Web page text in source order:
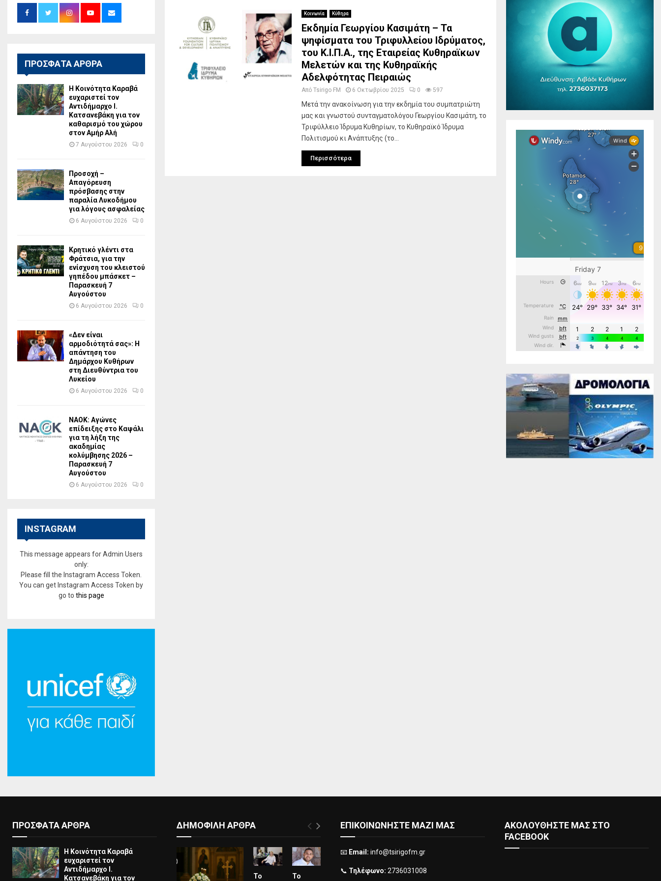
Κοινωνία Κύθηρα
Εκδημία Γεωργίου Κασιμάτη – Τα
ψηφίσματα του Τριφυλλείου Ιδρύματος,
του Κ.Ι.Π.Α., της Εταιρείας Κυθηραϊκων
Μελετών και της Κυθηραϊκής
Αδελφότητας Πειραιώς
Από Tsirigo FM 6 Οκτωβρίου 2025 0 597
Μετά την ανακοίνωση για την εκδημία του συμπατριώτη
μας και γνωστού συνταγματολόγου Γεωργίου Κασιμάτη, το
Τριφύλλειο Ίδρυμα Κυθηρίων, το Κυθηραϊκό Ίδρυμα
Πολιτισμού κι Ανάπτυξης (το...
Περισσότερα
ΠΡΟΣΦΑΤΑ ΑΡΘΡΑ
Η Κοινότητα Καραβά
ευχαριστεί τον
Αντιδήμαρχο Ι.
Κατσανεβάκη για τον
καθαρισμό του χώρου
στον Αμήρ Αλή
7 Αυγούστου 2026 0
Προσοχή –
Απαγόρευση
πρόσβασης στην
παραλία Λυκοδήμου
για λόγους ασφαλείας
6 Αυγούστου 2026 0
Κρητικό γλέντι στα
Φράτσια, για την
ενίσχυση του κλειστού
γηπέδου μπάσκετ –
Παρασκευή 7
Αυγούστου
6 Αυγούστου 2026 0
«Δεν είναι
αρμοδιότητά σας»: Η
απάντηση του
Δημάρχου Κυθήρων
στη Διευθύντρια του
Λυκείου
6 Αυγούστου 2026 0
ΝΑΟΚ: Αγώνες
επίδειξης στο Καψάλι
για τη λήξη της
ακαδημίας
κολύμβησης 2026 –
Παρασκευή 7
Αυγούστου
6 Αυγούστου 2026 0
INSTAGRAM
This message appears for Admin Users
only:
Please fill the Instagram Access Token.
You can get Instagram Access Token by
go to this page
ΠΡΟΣΦΑΤΑ ΑΡΘΡΑ
Η Κοινότητα Καραβά
ευχαριστεί τον
Αντιδήμαρχο Ι.
Κατσανεβάκη για τον
ΔΗΜΟΦΙΛΗ ΑΡΘΡΑ
Το Το
ΕΠΙΚΟΙΝΩΝΗΣΤΕ ΜΑΖΙ ΜΑΣ
📧 Email: info@tsirigofm.gr
📞 Τηλέφωνο: 2736031008
ΑΚΟΛΟΥΘΗΣΤΕ ΜΑΣ ΣΤΟ
FACEBOOK